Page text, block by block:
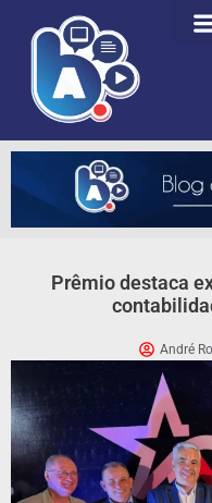
Prêmio destaca
André